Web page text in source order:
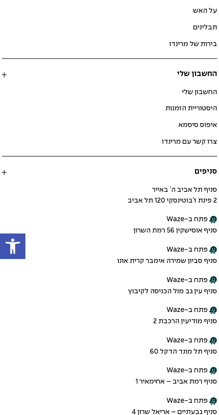
על האש
תבלינים
בירות של מרינדו
החשבון שלי
החשבון שלי
היסטוריית הזמנות
איפוס סיסמא
צרו קשר עם מרינדו
סניפים
סניף תל אביב ה’ באייר
2 פינת ז’בוטינסקי 120 תל אביב
פתח ב-Waze
סניף אוסישקין 56 רמת השרון
פתח ב-Waze
סניף סביון שמירה אימבר קרית אונו
פתח ב-Waze
סניף עין גב מול הכניסה לקיבוץ
פתח ב-Waze
סניף מודיעין הרכבת 2
פתח ב-Waze
סניף תל מונד הדקל 60
פתח ב-Waze
סניף רמת אביב – אחימאיר 1
פתח ב-Waze
סניף גבעתיים – אריאל שרון 4